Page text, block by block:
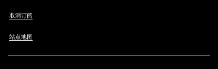
取消订阅
站点地图